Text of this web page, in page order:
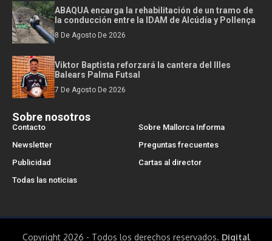
ABAQUA encarga la rehabilitación de un tramo de
la conducción entre la IDAM de Alcúdia y Pollença
8 De Agosto De 2026
Viktor Baptista reforzará la cantera del Illes
Balears Palma Futsal
7 De Agosto De 2026
Sobre nosotros
Contacto
Sobre Mallorca Informa
Newsletter
Preguntas frecuentes
Publicidad
Cartas al director
Todas las noticias
Copyright 2026 - Todos los derechos reservados. Digital